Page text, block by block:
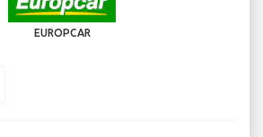
EUROPCAR